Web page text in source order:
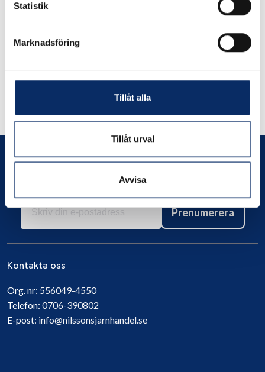
Statistik
Marknadsföring
Tillåt alla
Tillåt urval
Avvisa
Liknande produkter
Andra har även tittat på
Prenumerera
Kontakta oss
Org. nr: 556049-4550
Telefon: 0706-390802
E-post: info@nilssonsjarnhandel.se